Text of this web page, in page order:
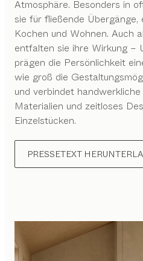
Atmosphäre. Besonders in
sie für fließende
Kochen und Wohnen. Auch
entfalten sie ihre Wirkung –
prägen die Persönlichkeit
wie groß die
und verbindet
Materialien und zeitloses
Einzelstücken.
PRESSETEXT